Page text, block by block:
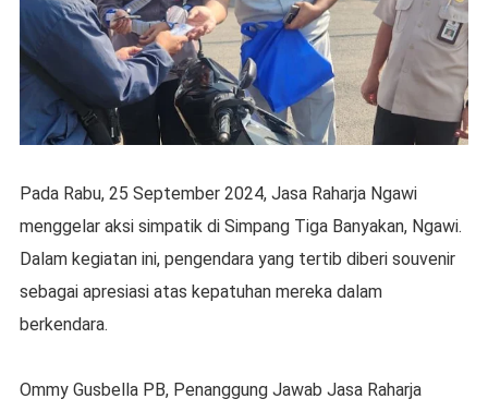
Pada Rabu, 25 September 2024, Jasa Raharja Ngawi
menggelar aksi simpatik di Simpang Tiga Banyakan, Ngawi.
Dalam kegiatan ini, pengendara yang tertib diberi souvenir
sebagai apresiasi atas kepatuhan mereka dalam
berkendara.
Ommy Gusbella PB, Penanggung Jawab Jasa Raharja